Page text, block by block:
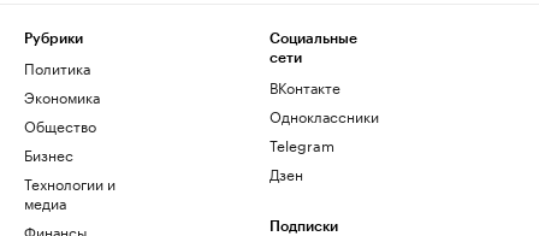
Рубрики
Политика
Экономика
Общество
Бизнес
Технологии и
медиа
Финансы
Социальные
сети
ВКонтакте
Одноклассники
Telegram
Дзен
Подписки